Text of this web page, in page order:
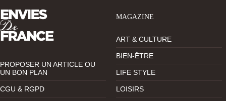
PROPOSER UN ARTICLE OU
UN BON PLAN
CGU & RGPD
MAGAZINE
ART & CULTURE
BIEN-ÊTRE
LIFE STYLE
LOISIRS